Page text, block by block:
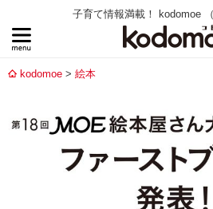
子育て情報満載！ kodomoe
kodomoe 絵本